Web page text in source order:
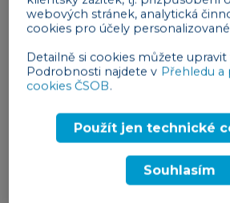
webových stránek, analytická
cookies pro účely
Detailně si cookies můžete upravit
Podrobnosti najdete v Přehledu
cookies ČSOB.
Použít jen technické
Souhlasím